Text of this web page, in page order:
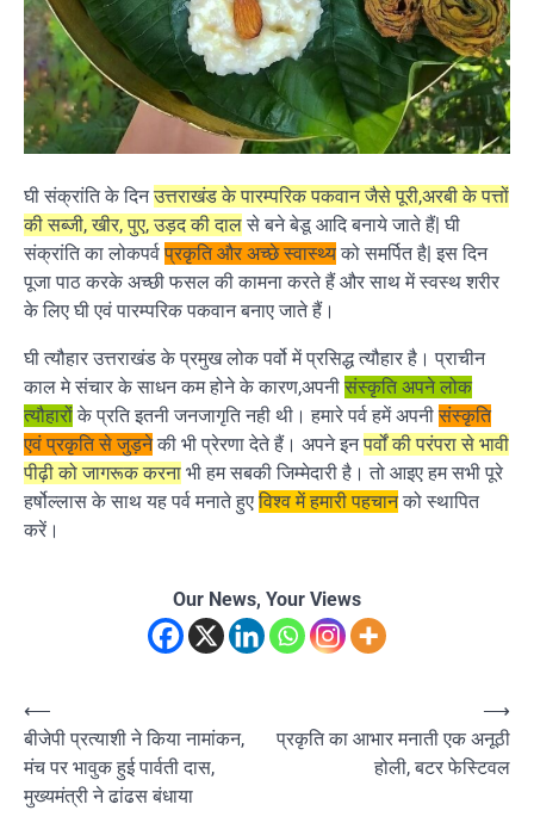
घी संक्रांति के दिनउत्तराखंड के पारम्परिक पकवान जैसे पूरी,अरबी के पत्तों
की सब्जी, खीर, पुए, उड़द की दालसे बने बेडू आदि बनाये जाते हैं| घी
संक्रांति का लोकपर्वप्रकृति और अच्छे स्वास्थ्यको समर्पित है| इस दिन
पूजा पाठ करके अच्छी फसल की कामना करते हैं और साथ में स्वस्थ शरीर
के लिए घी एवं पारम्परिक पकवान बनाए जाते हैं।
घी त्यौहार उत्तराखंड के प्रमुख लोक पर्वो में प्रसिद्ध त्यौहार है। प्राचीन
काल मे संचार के साधन कम होने के कारण,अपनीसंस्कृति अपने लोक
त्यौहारोंके प्रति इतनी जनजागृति नही थी। हमारे पर्व हमें अपनीसंस्कृति
एवं प्रकृति से जुड़नेकी भी प्रेरणा देते हैं। अपने इनपर्वों की परंपरा से भावी
पीढ़ी को जागरूक करना भी हम सबकी जिम्मेदारी है। तो आइए हम सभी पूरे
हर्षोल्लास के साथ यह पर्व मनाते हुएविश्व में हमारी पहचानको स्थापित
करें।
Our News, Your Views
Post
navigation
⟵
बीजेपी प्रत्याशी ने किया नामांकन,
मंच पर भावुक हुई पार्वती दास,
मुख्यमंत्री ने ढांढस बंधाया
प्रकृति का आभार मनाती एक अनूठी
होली, बटर फेस्टिवल
⟶